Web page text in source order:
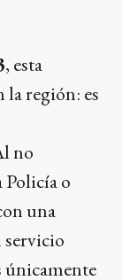
, esta
la región: es
no
o
una
servicio